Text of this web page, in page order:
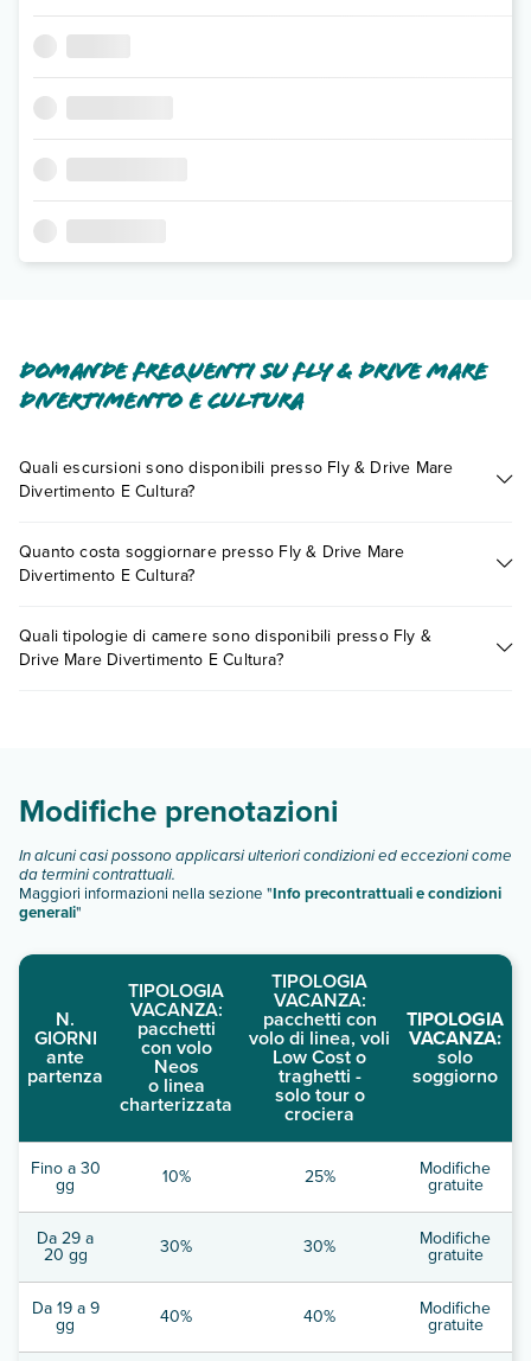
Domande frequenti su Fly & Drive Mare
Divertimento E Cultura
Quali escursioni sono disponibili presso Fly & Drive Mare
Divertimento E Cultura?
presso Fly & Drive Mare Divertimento E Cultura. Scoprile tutte
nellasezione dedicata
Quanto costa soggiornare presso Fly & Drive Mare
Divertimento E Cultura?
variare in base a vari fattori (per es. date, condizioni dell'hotel,
ecc). Per consultare i prezzi, compila il motore di ricerca e
Quali tipologie di camere sono disponibili presso Fly &
Drive Mare Divertimento E Cultura?
Scopri tutti i dettagli nel paragrafo dedicato "
descrizione".
Modifiche prenotazioni
In alcuni casi possono applicarsi ulteriori condizioni ed eccezioni come
da termini contrattuali.
Maggiori informazioni nella sezione "Info precontrattuali e condizioni
generali"
N.
GIORNI
ante
partenza
TIPOLOGIA
VACANZA:
pacchetti
con volo
Neos
o linea
charterizzata
TIPOLOGIA
VACANZA:
pacchetti con
volo di linea, voli
Low Cost o
traghetti -
solo tour o
crociera
TIPOLOGIA
VACANZA:
solo
soggiorno
Fino a 30
gg 10% 25% Modifiche
gratuite
Da 29 a
20 gg 30% 30% Modifiche
gratuite
Da 19 a 9
gg 40% 40% Modifiche
gratuite